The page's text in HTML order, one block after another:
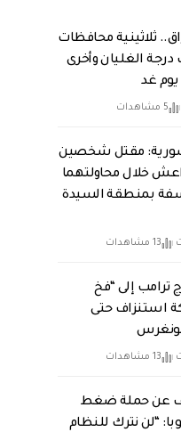
ثلاثينية محافظات
الغليان وأخرى
غد
5 مشاهدات
مقتل شخصين
خلال محاولتهما
بمنطقة السيدة
13 مشاهدات
ترامب إلى “فخ
استنزاف حتى
13 مشاهدات
عن حملة ضغط
“لن نترك للنظام